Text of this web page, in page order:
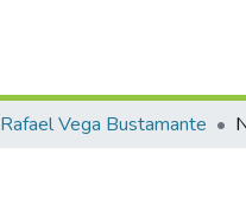
Rafael Vega Bustamante